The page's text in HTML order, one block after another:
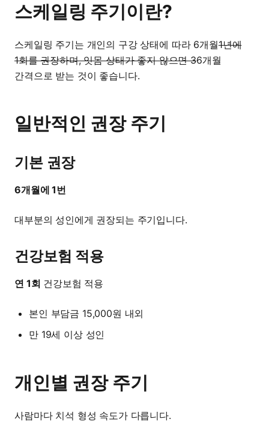
스케일링 주기이란?
스케일링 주기는 개인의 구강 상태에 따라 6개월1년에
1회를 권장하며, 잇몸 상태가 좋지 않으면 36개월
간격으로 받는 것이 좋습니다.
일반적인 권장 주기
기본 권장
6개월에 1번
대부분의 성인에게 권장되는 주기입니다.
건강보험 적용
연 1회 건강보험 적용
본인 부담금 15,000원 내외
만 19세 이상 성인
개인별 권장 주기
사람마다 치석 형성 속도가 다릅니다.